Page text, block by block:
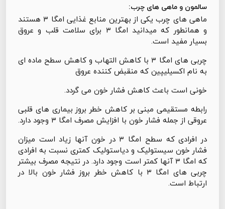
سالمون و ماهی های چرب:
ماهی های چرب یکی از بهترین منابع غذایی امگا ۳ هستند
و همانطور که میدانید امگا ۳ برای سلامت قلب و عروق
بسیار مفید است.
چربی های امگا ۳ با کاهش التهاب و کاهش سطح ماده ای
به نام اکسیلیپین که منقبض کننده عروق
خونی است باعث کاهش فشار خون می گردد.
رابطه مستقیمی مبنی بر کاهش خطر بروز بیماری های قلبی
عروقی از جمله فشار خون با افزایش مصرف امگا ۳ وجود دارد.
در افرادی که سطح امگا ۳ در خون آنها زیاد است میزان
فشار خون سیستولیک و دیاستولیک کمتری نسبت به افرادی
که امگا ۳ آنها کمتر است وجود دارد. در نتیجه مصرف بیشتر
چربی های امگا ۳ با کاهش خطر بروز فشار خون بالا در
ارتباط است.